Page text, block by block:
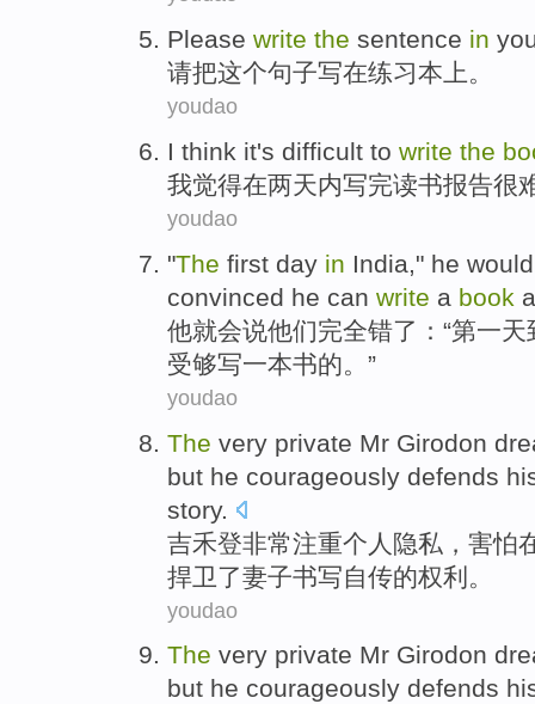
Please write the sentence in
请把这个句子写在练习本 上。
youdao
I think it's difficult to write the
我觉得在两天内写完读书报告很
youdao
"The first day in India," he would
convinced he can write a book
他就会说他们完全错了：“第一天
受够写一本书的。”
youdao
The very private Mr Girodon
but he courageously defends
story.
吉禾登非常注重个人隐私，害怕
捍卫了妻子书写自传的权利 。
youdao
The very private Mr Girodon
but he courageously defends